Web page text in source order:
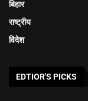
बिहार
राष्ट्रीय
विदेश
EDTIOR'S PICKS